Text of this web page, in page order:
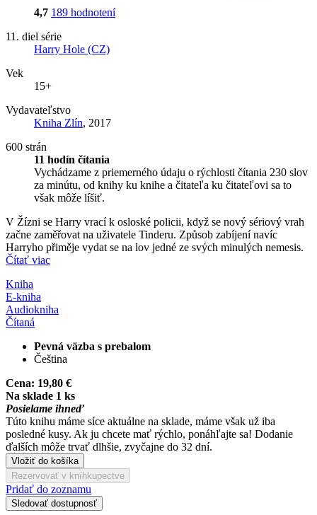
4,7 189 hodnotení
11. diel série
Harry Hole (CZ)
Vek
15+
Vydavateľstvo
Kniha Zlín, 2017
600 strán
11 hodín čítania
Vychádzame z priemerného údaju o rýchlosti čítania 230 slov
za minútu, od knihy ku knihe a čitateľa ku čitateľovi sa to
však môže líšiť.
V Žízni se Harry vrací k osloské policii, když se nový sériový vrah
začne zaměřovat na uživatele Tinderu. Způsob zabíjení navíc
Harryho přiměje vydat se na lov jedné ze svých minulých nemesis.
Čítať viac
Kniha
E-kniha
Audiokniha
Čítaná
Pevná väzba s prebalom
Čeština
Cena: 19,80 €
Na sklade 1 ks
Posielame ihneď
Túto knihu máme síce aktuálne na sklade, máme však už iba
posledné kusy. Ak ju chcete mať rýchlo, ponáhľajte sa! Dodanie
ďalších môže trvať dlhšie, zvyčajne do 32 dní.
Vložiť do košíka
Rezervovať v kníhkupectve
Pridať do zoznamu
Sledovať dostupnosť